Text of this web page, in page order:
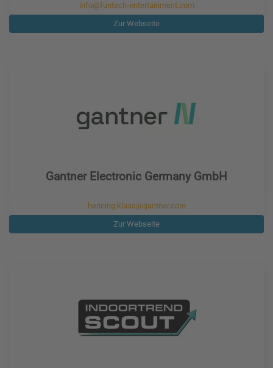
info@funtech-entertainment.com
Zur Webseite
Gantner Electronic Germany GmbH
henning.klaas@gantner.com
Zur Webseite